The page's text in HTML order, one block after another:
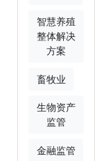
智慧养殖
整体解决
方案
畜牧业
生物资产
监管
金融监管